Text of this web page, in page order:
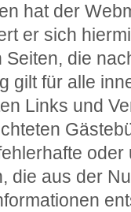
hat der
er sich
die
gilt für alle
Links und
die aus der